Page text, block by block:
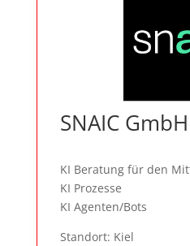
SNAIC GmbH
KI Beratung für den
KI Prozesse
KI Agenten/Bots
Standort: Kiel